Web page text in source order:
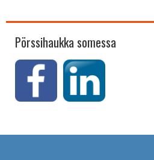
Pörssihaukka somessa